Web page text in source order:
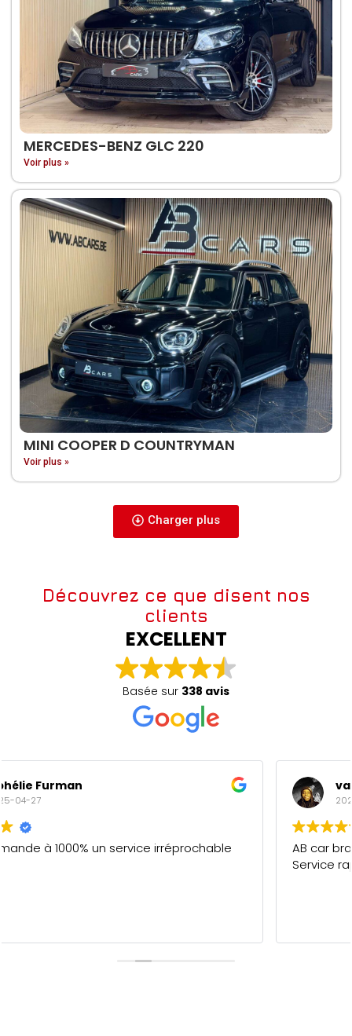
MERCEDES-BENZ GLC 220
Voir plus »
MINI COOPER D COUNTRYMAN
Voir plus »
Charger plus
Découvrez ce que disent nos
clients
EXCELLENT
Basée sur 338 avis
valery maderi
AB car bravo pour votre professionnalisme.